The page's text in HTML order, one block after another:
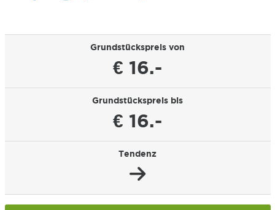
Grundstückspreis von
€ 16.-
Grundstückspreis bis
€ 16.-
Tendenz